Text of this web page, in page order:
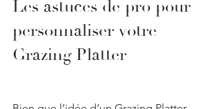
Les astuces de pro pour
personnaliser votre
Grazing Platter